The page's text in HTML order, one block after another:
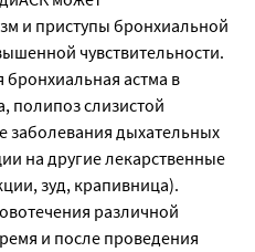
и приступы бронхиальной
чувствительности.
бронхиальная астма в
полипоз слизистой
заболевания дыхательных
на другие лекарственные
зуд, крапивница).
различной
и после проведения